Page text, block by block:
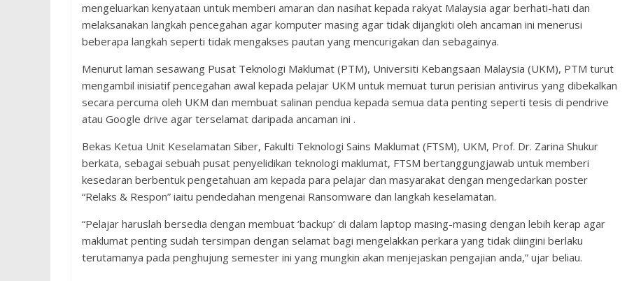
mengeluarkan kenyataan untuk memberi amaran dan nasihat kepada rakyat Malaysia agar berhati-hati dan
melaksanakan langkah pencegahan agar komputer masing agar tidak dijangkiti oleh ancaman ini menerusi
beberapa langkah seperti tidak mengakses pautan yang mencurigakan dan sebagainya.
Menurut laman sesawang Pusat Teknologi Maklumat (PTM), Universiti Kebangsaan Malaysia (UKM), PTM turut
mengambil inisiatif pencegahan awal kepada pelajar UKM untuk memuat turun perisian antivirus yang dibekalkan
secara percuma oleh UKM dan membuat salinan pendua kepada semua data penting seperti tesis di pendrive
atau Google drive agar terselamat daripada ancaman ini .
Bekas Ketua Unit Keselamatan Siber, Fakulti Teknologi Sains Maklumat (FTSM), UKM, Prof. Dr. Zarina Shukur
berkata, sebagai sebuah pusat penyelidikan teknologi maklumat, FTSM bertanggungjawab untuk memberi
kesedaran berbentuk pengetahuan am kepada para pelajar dan masyarakat dengan mengedarkan poster
“Relaks & Respon” iaitu pendedahan mengenai Ransomware dan langkah keselamatan.
“Pelajar haruslah bersedia dengan membuat ‘backup’ di dalam laptop masing-masing dengan lebih kerap agar
maklumat penting sudah tersimpan dengan selamat bagi mengelakkan perkara yang tidak diingini berlaku
terutamanya pada penghujung semester ini yang mungkin akan menjejaskan pengajian anda,” ujar beliau.